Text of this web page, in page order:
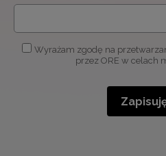
Wyrażam zgodę na
przez ORE w celach